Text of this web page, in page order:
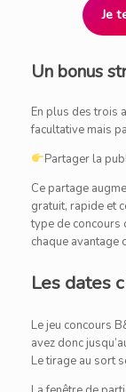
Je
Un bonus
En plus des trois
facultative mais
Partager la
Ce partage
gratuit, rapide et
type de concours
chaque avantage
Les dates
Le jeu concours
avez donc
Le tirage au sort